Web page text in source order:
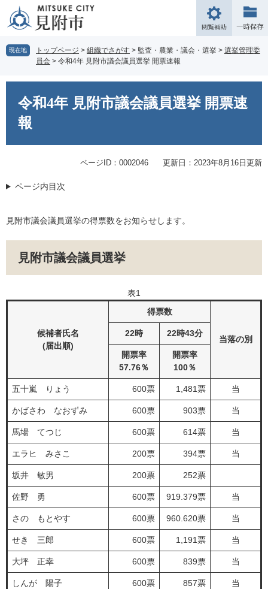
の
先
で
ー
を
ば
へ
閲
覧
補
現在地 トップページ > 組織でさがす > 監査・農業・議会・選挙 > 選挙管理委
員会 > 令和4年 見附市議会議員選挙 開票速報
令和4年 見附市議会議員選挙 開票速
報
ページID：0002046 更新日：2023年8月16日更新
ページ内目次
見附市議会議員選挙の得票数をお知らせします。
見附市議会議員選挙
表1
候補者氏名
(届出順)
得票数
当落の別
22時 22時43分
開票率
57.76％
開票率
100％
五十嵐 りょう 600票 1,481票 当
かばさわ なおずみ 600票 903票 当
馬場 てつじ 600票 614票 当
エラヒ みさこ 200票 394票 当
坂井 敏男 200票 252票
佐野 勇 600票 919.379票 当
さの もとやす 600票 960.620票 当
せき 三郎 600票 1,191票 当
大坪 正幸 600票 839票 当
しんが 陽子 600票 857票 当